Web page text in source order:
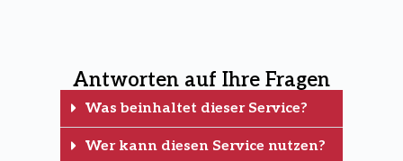
Antworten auf Ihre Fragen
Was beinhaltet dieser Service?
Wer kann diesen Service nutzen?